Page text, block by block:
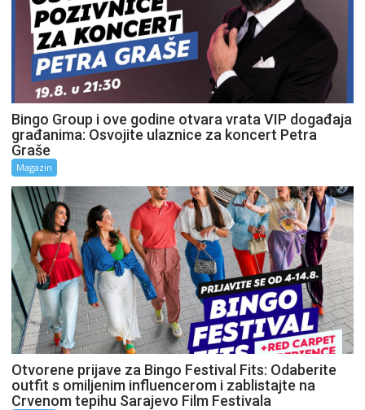
Bingo Group i ove godine otvara vrata VIP događaja
građanima: Osvojite ulaznice za koncert Petra
Graše
Magazin
Otvorene prijave za Bingo Festival Fits: Odaberite
outfit s omiljenim influencerom i zablistajte na
Crvenom tepihu Sarajevo Film Festivala